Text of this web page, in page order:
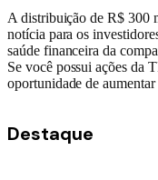
A distribuição de R$ 300
notícia para os
saúde financeira da
Se você possui ações da
oportunidade de
Destaque